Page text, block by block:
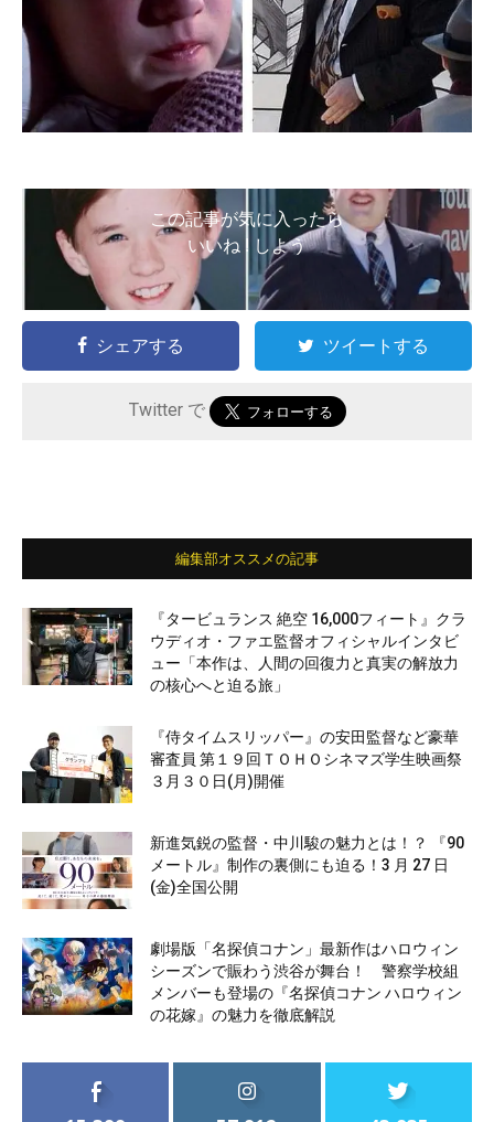
この記事が気に入ったら
いいね ! しよう
シェアする ツイートする
Twitter で
編集部オススメの記事
『タービュランス 絶空 16,000フィート』クラ
ウディオ・ファエ監督オフィシャルインタビ
ュー「本作は、人間の回復力と真実の解放力
の核心へと迫る旅」
『侍タイムスリッパー』の安田監督など豪華
審査員 第１９回ＴＯＨＯシネマズ学生映画祭
３月３０日(月)開催
新進気鋭の監督・中川駿の魅力とは！？ 『90
メートル』制作の裏側にも迫る！3 月 27 日
(金)全国公開
劇場版「名探偵コナン」最新作はハロウィン
シーズンで賑わう渋谷が舞台！ 警察学校組
メンバーも登場の『名探偵コナン ハロウィン
の花嫁』の魅力を徹底解説